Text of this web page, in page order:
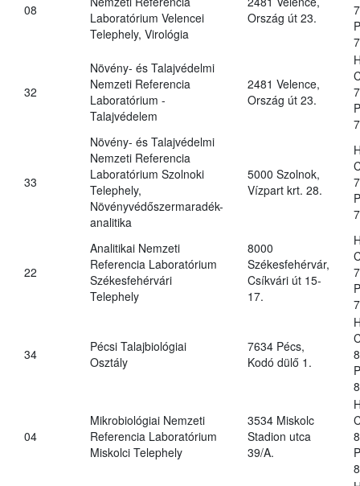
08
Laboratórium Velencei
Telephely, Virológia
Ország út 23.
32
Növény- és Talajvédelmi
Nemzeti Referencia
Laboratórium -
Talajvédelem
2481 Velence,
Ország út 23.
33
Növény- és Talajvédelmi
Nemzeti Referencia
Laboratórium Szolnoki
Telephely,
Növényvédőszermaradék-
analitika
5000 Szolnok,
Vízpart krt. 28.
22
Analitikai Nemzeti
Referencia Laboratórium
Székesfehérvári
Telephely
8000
Székesfehérvár,
Csíkvári út 15-
17.
34
Pécsi Talajbiológiai
Osztály
7634 Pécs,
Kodó dülő 1.
04
Mikrobiológiai Nemzeti
Referencia Laboratórium
Miskolci Telephely
3534 Miskolc
Stadion utca
39/A.